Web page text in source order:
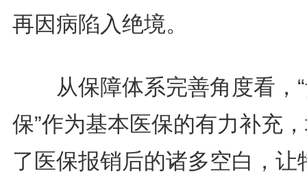
再因病陷入绝境。
从保障体系完善角度看，“
保”作为基本医保的有力补充
了医保报销后的诸多空白，让